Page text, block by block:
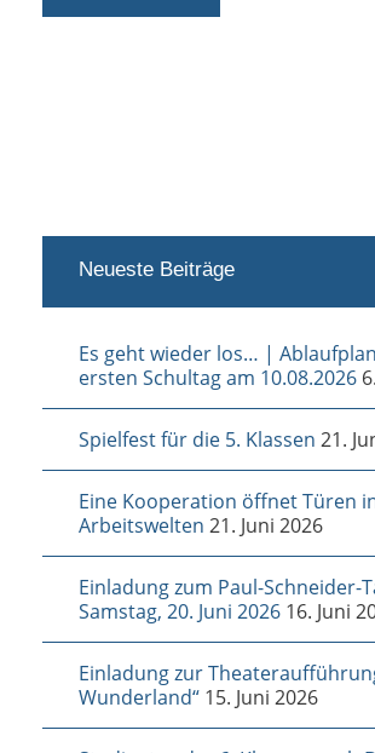
Neueste Beiträge
Es geht wieder los… |
ersten Schultag am 10.08.2026
Spielfest für die 5. Klassen 21.
Eine Kooperation öffnet Türen
Arbeitswelten 21. Juni 2026
Einladung zum Paul-Schneider-
Samstag, 20. Juni 2026 16. Juni
Einladung zur
Wunderland“ 15. Juni 2026